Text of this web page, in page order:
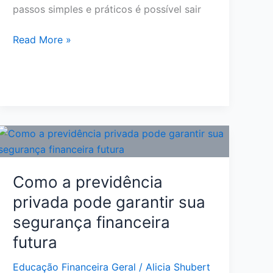
passos simples e práticos é possível sair
Como
Zero:
Passo
Passo
para
Sair
do
Caos
Read More »
Como a previdência
privada pode garantir sua
segurança financeira
futura
Educação Financeira Geral /Alicia Shubert